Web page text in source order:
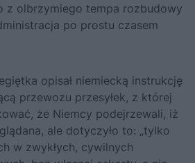
z olbrzymiego tempa rozbudowy
po prostu czasem
opisał niemiecką instrukcję
przewozu przesyłek, z której
że Niemcy podejrzewali, iż
ale dotyczyło to: „tylko
w zwykłych, cywilnych